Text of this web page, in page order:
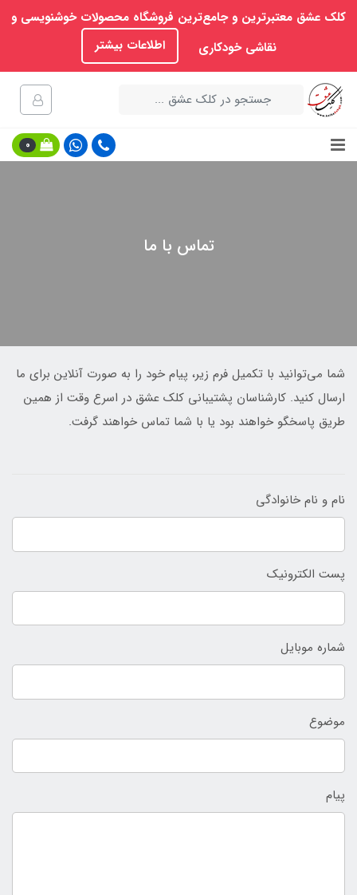
کلک عشق معتبرترین و جامع‌ترین فروشگاه محصولات خوشنویسی و
نقاشی خودکاری
اطلاعات بیشتر
0
تماس با ما
شما می‌توانید با تکمیل فرم زیر، پیام خود را به صورت آنلاین برای ما
ارسال کنید. کارشناسان پشتیبانی کلک عشق در اسرع وقت از همین
طریق پاسخگو خواهند بود یا با شما تماس خواهند گرفت.
نام و نام خانوادگی
پست الکترونیک
شماره موبایل
موضوع
پیام